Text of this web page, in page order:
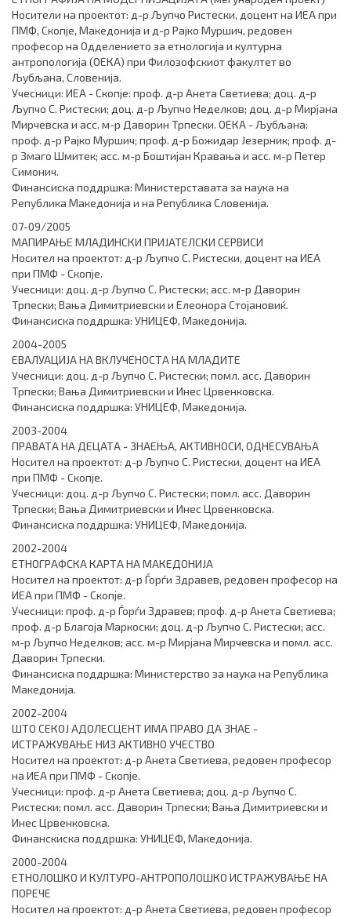
Носители на проектот: д-р Љупчо Ристески, доцент на ИЕА при
ПМФ, Скопје, Македонија и д-р Рајко Муршич, редовен
професор на Одделението за етнологија и културна
антропологија (ОЕКА) при Филозофскиот факултет во
Љубљана, Словенија.
Учесници: ИЕА - Скопје: проф. д-р Анета Светиева; доц. д-р
Љупчо С. Ристески; доц. д-р Љупчо Неделков; доц. д-р Мирјана
Мирчевска и асс. м-р Даворин Трпески. ОЕКА - Љубљана:
проф. д-р Рајко Муршич; проф. д-р Божидар Језерник; проф. д-
р Змаго Шмитек; асс. м-р Боштијан Кравања и асс. м-р Петер
Симонич.
Финансиска поддршка: Министерставата за наука на
Република Македонија и на Република Словенија.
07-09/2005
МАПИРАЊЕ МЛАДИНСКИ ПРИЈАТЕЛСКИ СЕРВИСИ
Носител на проектот: д-р Љупчо С. Ристески, доцент на ИЕА
при ПМФ - Скопје.
Учесници: доц. д-р Љупчо С. Ристески; асс. м-р Даворин
Трпески; Вања Димитриевски и Елеонора Стојановиќ.
Финансиска поддршка: УНИЦЕФ, Македонија.
2004-2005
ЕВАЛУАЦИЈА НА ВКЛУЧЕНОСТА НА МЛАДИТЕ
Учесници: доц. д-р Љупчо С. Ристески; помл. асс. Даворин
Трпески; Вања Димитриевски и Инес Црвенковска.
Финансиска поддршка: УНИЦЕФ, Македонија.
2003-2004
ПРАВАТА НА ДЕЦАТА - ЗНАЕЊА, АКТИВНОСИ, ОДНЕСУВАЊА
Носител на проектот: д-р Љупчо С. Ристески, доцент на ИЕА
при ПМФ - Скопје.
Учесници: доц. д-р Љупчо С. Ристески; помл. асс. Даворин
Трпески; Вања Димитриевски и Инес Црвенковска.
Финансиска поддршка: УНИЦЕФ, Македонија.
2002-2004
ЕТНОГРАФСКА КАРТА НА МАКЕДОНИЈА
Носител на проектот: д-р Ѓорѓи Здравев, редовен професор на
ИЕА при ПМФ - Скопје.
Учесници: проф. д-р Ѓорѓи Здравев; проф. д-р Анета Светиева;
проф. д-р Благоја Маркоски; доц. д-р Љупчо С. Ристески; асс.
м-р Љупчо Неделков; асс. м-р Мирјана Мирчевска и помл. асс.
Даворин Трпески.
Финансиска поддршка: Министерство за наука на Република
Македонија.
2002-2004
ШТО СЕКОЈ АДОЛЕСЦЕНТ ИМА ПРАВО ДА ЗНАЕ -
ИСТРАЖУВАЊЕ НИЗ АКТИВНО УЧЕСТВО
Носител на проектот: д-р Анета Светиева, редовен професор
на ИЕА при ПМФ - Скопје.
Учесници: проф. д-р Анета Светиева; доц. д-р Љупчо С.
Ристески; помл. асс. Даворин Трпески; Вања Димитриевски и
Инес Црвенковска.
Финанскиска поддршка: УНИЦЕФ, Македонија.
2000-2004
ЕТНОЛОШКО И КУЛТУРО-АНТРОПОЛОШКО ИСТРАЖУВАЊЕ НА
ПОРЕЧЕ
Носител на проектот: д-р Анета Светиева, редовен професор